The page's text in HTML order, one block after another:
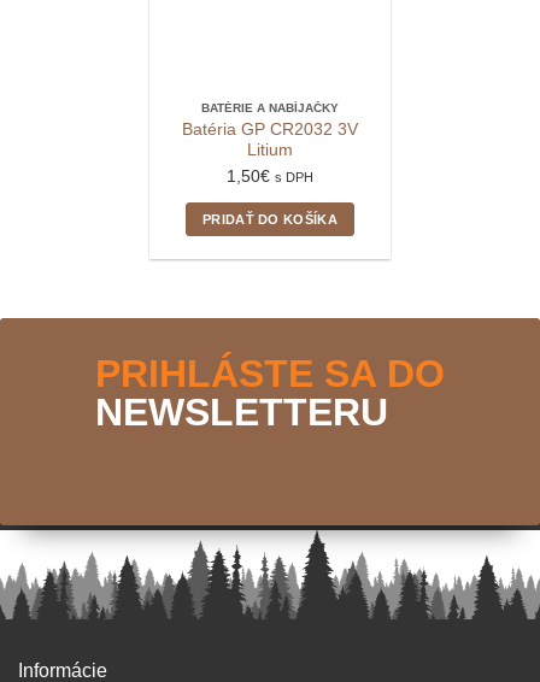
BATÉRIE A NABÍJAČKY
Batéria GP CR2032 3V
Litium
1,50€ s DPH
PRIDAŤ DO KOŠÍKA
PRIHLÁSTE SA DO
NEWSLETTERU
Informácie